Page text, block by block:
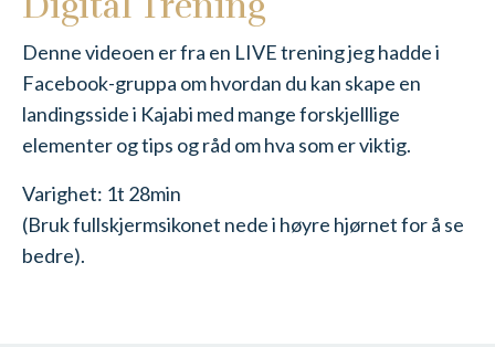
Denne videoen er fra en LIVE trening jeg hadde i
Facebook-gruppa om hvordan du kan skape en
landingsside i Kajabi med mange forskjelllige
elementer og tips og råd om hva som er viktig.
Varighet: 1t 28min
(Bruk fullskjermsikonet nede i høyre hjørnet for å se
bedre).